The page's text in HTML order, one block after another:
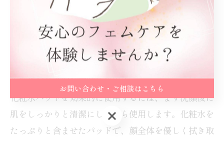
す。どちらもスキンケアルーティンにおいて重要なス
テップですが、目的に応じて使い分けることが大切で
化粧水パッドの効果的な使用法
化粧水パッドを効果的に使用するには、まず洗顔後に
肌をしっかりと清潔にしてから使用します。化粧水を
たっぷりと含ませたパッドで、顔全体を優しく拭き取
お問い合わせ・ご相談はこちら
お問い合わせ・ご相談はこちら